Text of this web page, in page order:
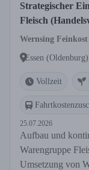
Strategischer
Fleisch
Wernsing
Essen (Oldenburg)
Vollzeit
25.07.2026
Aufbau und
Warengruppe
Umsetzung von